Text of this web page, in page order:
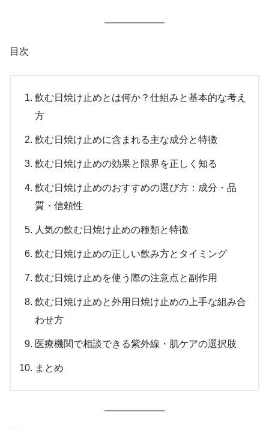
目次
飲む日焼け止めとは何か？仕組みと基本的な考え
方
飲む日焼け止めに含まれる主な成分と特徴
飲む日焼け止めの効果と限界を正しく知る
飲む日焼け止めのおすすめの選び方：成分・品
質・信頼性
人気の飲む日焼け止めの種類と特徴
飲む日焼け止めの正しい飲み方とタイミング
飲む日焼け止めを使う際の注意点と副作用
飲む日焼け止めと外用日焼け止めの上手な組み合
わせ方
医療機関で相談できる紫外線・肌ケアの選択肢
まとめ